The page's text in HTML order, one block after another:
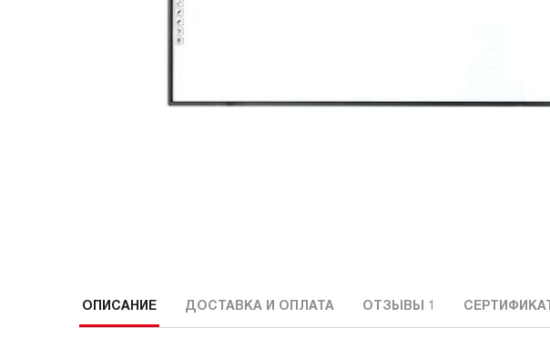
ОПИСАНИЕ ДОСТАВКА И ОПЛАТА ОТЗЫВЫ СЕРТИФИКАТ